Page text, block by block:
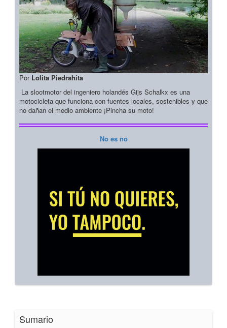
Por Lolita Piedrahita
La slootmotor del ingeniero holandés Gijs Schalkx es una
motocicleta que funciona con fuentes locales, sostenibles y que
no dañan el medio ambiente ¡Pincha su moto!
No es no
Sumario